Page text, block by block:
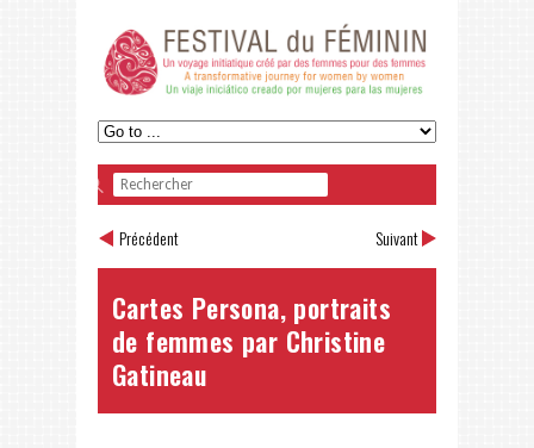
Précédent Suivant
Cartes Persona, portraits
de femmes par Christine
Gatineau